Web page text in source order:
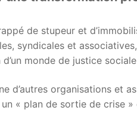
de stupeur et
syndicales et
monde de justice
d’autres organisations et
« plan de sortie de crise »